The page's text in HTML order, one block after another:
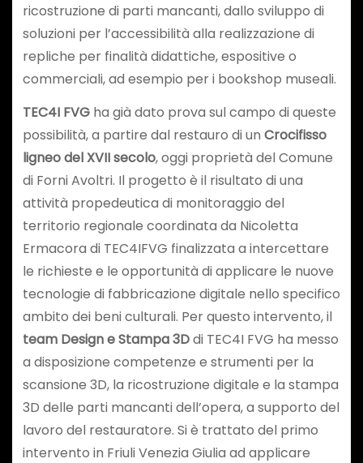
ricostruzione di parti mancanti, dallo sviluppo di
soluzioni per l’accessibilità alla realizzazione di
repliche per finalità didattiche, espositive o
commerciali, ad esempio per i bookshop museali.
TEC4I FVGha già dato prova sul campo di queste
possibilità, a partire dal restauro di un Crocifisso
ligneo del XVII secolo, oggi proprietà del Comune
di Forni Avoltri. Il progetto è il risultato di una
attività propedeutica di monitoraggio del
territorio regionale coordinata da Nicoletta
Ermacora di TEC4IFVG finalizzata a intercettare
le richieste e le opportunità di applicare le nuove
tecnologie di fabbricazione digitale nello specifico
ambito dei beni culturali. Per questo intervento, il
team Design e Stampa 3Ddi TEC4I FVG ha messo
a disposizione competenze e strumenti per la
scansione 3D, la ricostruzione digitale e la stampa
3D delle parti mancanti dell’opera, a supporto del
lavoro del restauratore. Si è trattato del primo
intervento in Friuli Venezia Giulia ad applicare